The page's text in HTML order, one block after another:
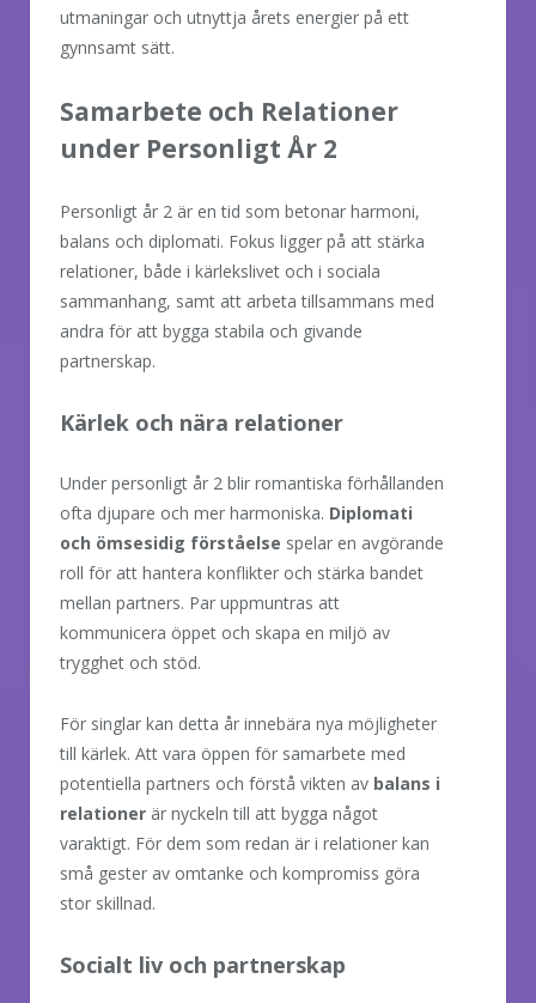
utmaningar och utnyttja årets energier på ett
gynnsamt sätt.
Samarbete och Relationer
under Personligt År 2
Personligt år 2 är en tid som betonar harmoni,
balans och diplomati. Fokus ligger på att stärka
relationer, både i kärlekslivet och i sociala
sammanhang, samt att arbeta tillsammans med
andra för att bygga stabila och givande
partnerskap.
Kärlek och nära relationer
Under personligt år 2 blir romantiska förhållanden
ofta djupare och mer harmoniska. Diplomati
och ömsesidig förståelse spelar en avgörande
roll för att hantera konflikter och stärka bandet
mellan partners. Par uppmuntras att
kommunicera öppet och skapa en miljö av
trygghet och stöd.
För singlar kan detta år innebära nya möjligheter
till kärlek. Att vara öppen för samarbete med
potentiella partners och förstå vikten av balans i
relationer är nyckeln till att bygga något
varaktigt. För dem som redan är i relationer kan
små gester av omtanke och kompromiss göra
stor skillnad.
Socialt liv och partnerskap